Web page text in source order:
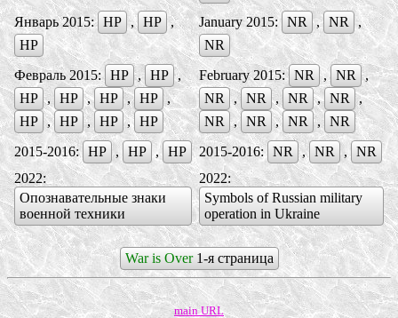
Январь 2015: НР , НР ,
НР
January 2015: NR , NR ,
NR
Февраль 2015: НР , НР ,
НР , НР , НР , НР
,
НР , НР , НР , НР
February 2015: NR , NR ,
NR , NR , NR , NR ,
NR , NR , NR , NR
2015-2016: НР , НР , НР 2015-2016: NR , NR ,
NR
2022:
Опознавательные знаки
военной техники
2022:
Symbols of Russian military
operation in Ukraine
War is Over1-я страница
main URL